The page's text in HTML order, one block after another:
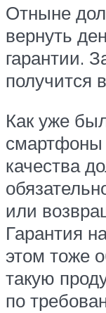
Отныне
вернуть
гарантии.
получится
Как уже
смартфоны
качества
или
Гарантия
этом тоже
такую
по